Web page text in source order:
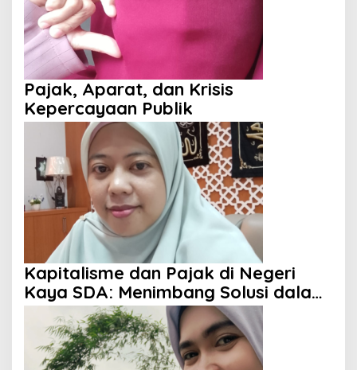
Pajak, Aparat, dan Krisis
Kepercayaan Publik
Kapitalisme dan Pajak di Negeri
Kaya SDA: Menimbang Solusi dalam
Perspektif Islam